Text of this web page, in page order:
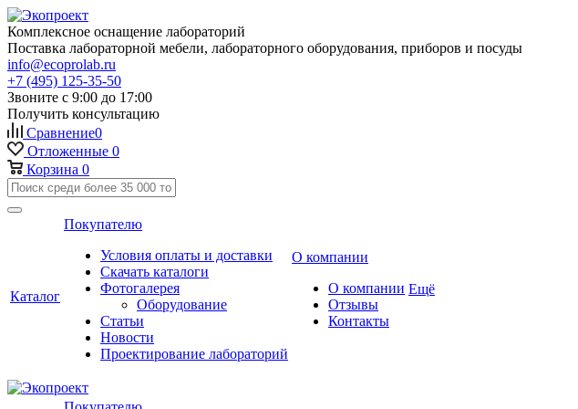
Комплексное оснащение лабораторий
Поставка лабораторной мебели, лабораторного оборудования, приборов и посуды
info@ecoprolab.ru
+7 (495) 125-35-50
Звоните с 9:00 до 17:00
Получить консультацию
Сравнение0
Отложенные 0
Корзина 0
Каталог
Покупателю
Условия оплаты и доставки
Скачать каталоги
Фотогалерея
Оборудование
Статьи
Новости
Проектирование лабораторий
О компании
О компании
Отзывы
Контакты
Ещё